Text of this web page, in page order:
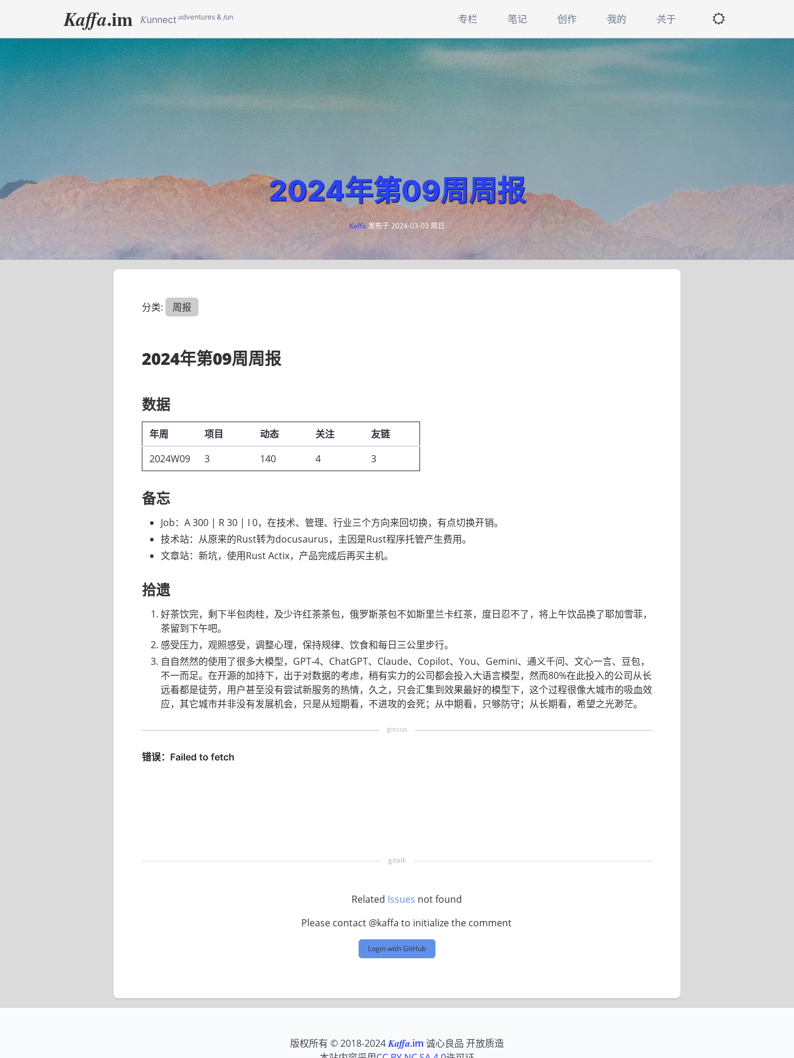
Kaffa.im Kunnect adventures & fun 专栏 笔记 创作 我的 关于
2024年第09周周报
Kaffa 发布于2024-03-03 周日
分类: 周报
2024年第09周周报
数据
年周 项目 动态 关注
友链
2024W09
3 140 4 3
备忘
Job：A 300 | R 30 | I 0，在技术、管理、行业三个方向来回切换，有点切换开销。
技术站：从原来的Rust转为docusaurus，主因是Rust程序托管产生费用。
文章站：新坑，使用Rust Actix，产品完成后再买主机。
拾遗
好茶饮完，剩下半包肉桂，及少许红茶茶包，俄罗斯茶包不如斯里兰卡红茶，度日忍不了，将上午饮品换了耶加雪菲，
茶留到下午吧。
感受压力，观照感受，调整心理，保持规律、饮食和每日三公里步行。
自自然然的使用了很多大模型，GPT-4、ChatGPT、Claude、Copilot、You、Gemini、通义千问、文心一言、豆包，
不一而足。在开源的加持下，出于对数据的考虑，稍有实力的公司都会投入大语言模型，然而80%在此投入的公司从长
远看都是徒劳，用户甚至没有尝试新服务的热情，久之，只会汇集到效果最好的模型下，这个过程很像大城市的吸血效
应，其它城市并非没有发展机会，只是从短期看，不进攻的会死；从中期看，只够防守；从长期看，希望之光渺茫。
Related Issues not found
Please contact @kaffa to initialize the comment
Login with GitHub
版权所有 © 2018-2024Kaffa.im 诚心良品 开放质造